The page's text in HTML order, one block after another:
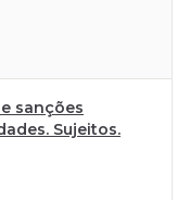
sanções
Sujeitos.